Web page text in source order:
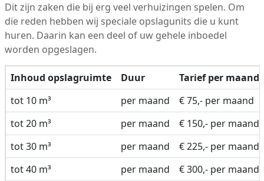
Dit zijn zaken die bij erg veel verhuizingen spelen. Om
die reden hebben wij speciale opslagunits die u kunt
huren. Daarin kan een deel of uw gehele inboedel
worden opgeslagen.
Inhoud opslagruimte Duur
Tarief per maand
tot 10 m³
per maand
€ 75,- per maand
tot 20 m³
per maand
€ 150,- per maand
tot 30 m³
per maand
€ 225,- per maand
tot 40 m³
per maand € 300,- per maand